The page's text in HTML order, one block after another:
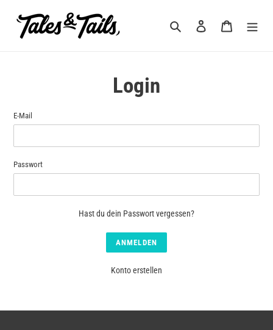
Suchen Einloggen Warenkorb
Login
E-Mail
Passwort
Hast du dein Passwort vergessen?
Konto erstellen